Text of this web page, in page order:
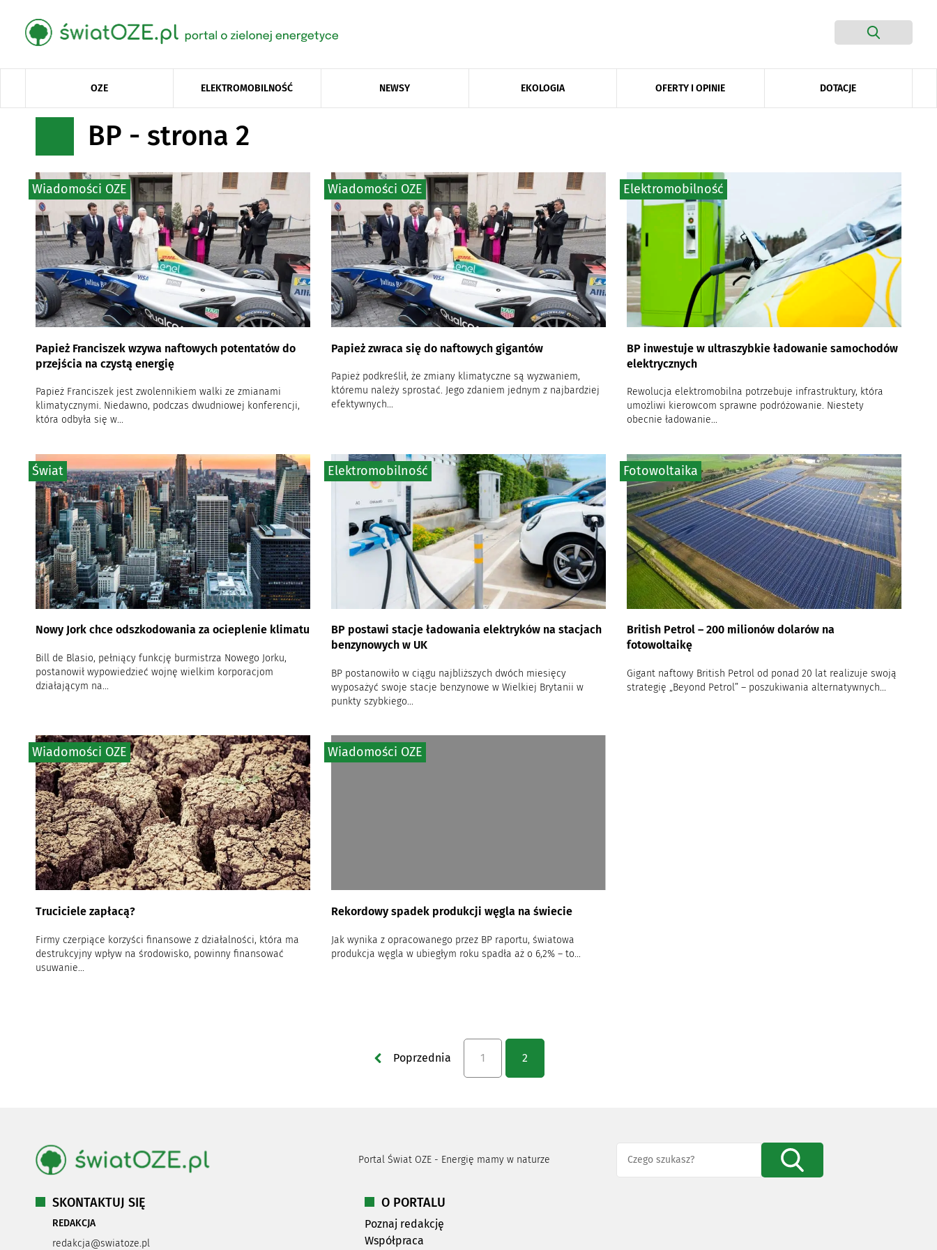
OZE ELEKTROMOBILNOŚĆ NEWSY EKOLOGIA OFERTY I OPINIE DOTACJE
BP - strona 2
Papież Franciszek wzywa naftowych potentatów do
przejścia na czystą energię
Papież Franciszek jest zwolennikiem walki ze zmianami
klimatycznymi. Niedawno, podczas dwudniowej konferencji,
która odbyła się w...
Wiadomości OZE
Papież zwraca się do naftowych gigantów
Papież podkreślił, że zmiany klimatyczne są wyzwaniem,
któremu należy sprostać. Jego zdaniem jednym z najbardziej
efektywnych...
Wiadomości OZE
BP inwestuje w ultraszybkie ładowanie samochodów
elektrycznych
Rewolucja elektromobilna potrzebuje infrastruktury, która
umożliwi kierowcom sprawne podróżowanie. Niestety
obecnie ładowanie...
Elektromobilność
Nowy Jork chce odszkodowania za ocieplenie klimatu
Bill de Blasio, pełniący funkcję burmistrza Nowego Jorku,
postanowił wypowiedzieć wojnę wielkim korporacjom
działającym na...
Świat
BP postawi stacje ładowania elektryków na stacjach
benzynowych w UK
BP postanowiło w ciągu najbliższych dwóch miesięcy
wyposażyć swoje stacje benzynowe w Wielkiej Brytanii w
punkty szybkiego...
Elektromobilność
British Petrol – 200 milionów dolarów na
fotowoltaikę
Gigant naftowy British Petrol od ponad 20 lat realizuje swoją
strategię „Beyond Petrol” – poszukiwania alternatywnych...
Fotowoltaika
Truciciele zapłacą?
Firmy czerpiące korzyści finansowe z działalności, która ma
destrukcyjny wpływ na środowisko, powinny finansować
usuwanie...
Wiadomości OZE
Rekordowy spadek produkcji węgla na świecie
Jak wynika z opracowanego przez BP raportu, światowa
produkcja węgla w ubiegłym roku spadła aż o 6,2% – to...
Wiadomości OZE
Poprzednia 1 2
Portal Świat OZE - Energię mamy w naturze
SKONTAKTUJ SIĘ
REDAKCJA
redakcja@swiatoze.pl
O PORTALU
Poznaj redakcję
Współpraca